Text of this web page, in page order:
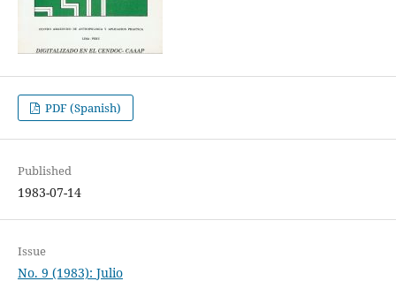
PDF (Spanish)
Published
1983-07-14
Issue
No. 9 (1983): Julio